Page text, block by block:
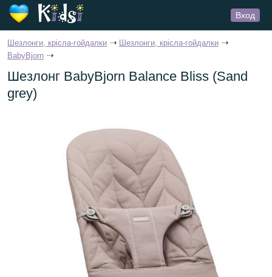
Вход
Шезлонги, крісла-гойдалки
Шезлонги, крісла-гойдалки
BabyBjorn
Шезлонг BabyBjorn Balance Bliss (Sand
grey)